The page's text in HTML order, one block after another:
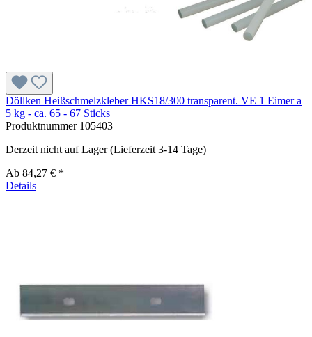
Döllken Heißschmelzkleber HKS18/300 transparent. VE 1 Eimer a
5 kg - ca. 65 - 67 Sticks
Produktnummer 105403
Derzeit nicht auf Lager (Lieferzeit 3-14 Tage)
Ab 84,27 € *
Details